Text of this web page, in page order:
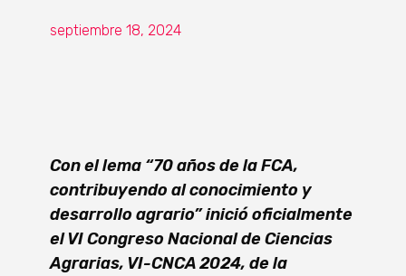
septiembre 18, 2024
Con el lema “70 años de la FCA,
contribuyendo al conocimiento y
desarrollo agrario” inició oficialmente
el VI Congreso Nacional de Ciencias
Agrarias, VI-CNCA 2024, de la